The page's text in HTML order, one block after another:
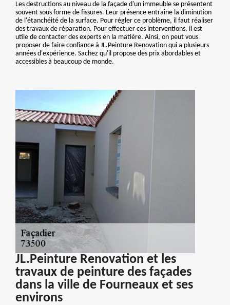
Les destructions au niveau de la façade d'un immeuble se présentent
souvent sous forme de fissures. Leur présence entraîne la diminution
de l'étanchéité de la surface. Pour régler ce problème, il faut réaliser
des travaux de réparation. Pour effectuer ces interventions, il est
utile de contacter des experts en la matière. Ainsi, on peut vous
proposer de faire confiance à JL.Peinture Renovation qui a plusieurs
années d'expérience. Sachez qu'il propose des prix abordables et
accessibles à beaucoup de monde.
JL.Peinture Renovation et les
travaux de peinture des façades
dans la ville de Fourneaux et ses
environs